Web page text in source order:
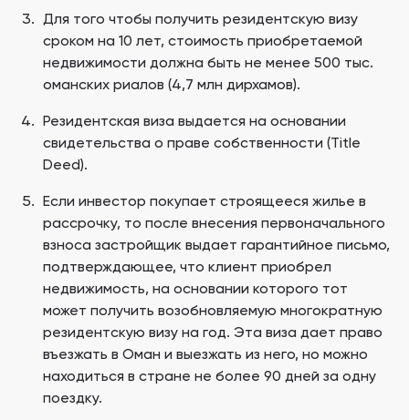
Для того чтобы получить резидентскую визу
сроком на 10 лет, стоимость приобретаемой
недвижимости должна быть не менее 500 тыс.
оманских риалов (4,7 млн дирхамов).
Резидентская виза выдается на основании
свидетельства о праве собственности (Title
Deed).
Если инвестор покупает строящееся жилье в
рассрочку, то после внесения первоначального
взноса застройщик выдает гарантийное письмо,
подтверждающее, что клиент приобрел
недвижимость, на основании которого тот
может получить возобновляемую многократную
резидентскую визу на год. Эта виза дает право
въезжать в Оман и выезжать из него, но можно
находиться в стране не более 90 дней за одну
поездку.